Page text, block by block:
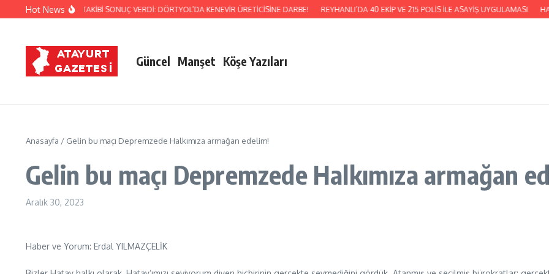
İçeriğe atlaHot News
JANDARMA’NIN TİTİZ TAKİBİ SONUÇ VERDİ: DÖRTYOL’DA KENEVİR ÜRETİCİSİNE DARBE! REYHANLI’DA 40 EKİP VE 215 POLİS İLE ASAYİŞ UYGULAMASI
Güncel Manşet Köşe Yazıları
Anasayfa / Gelin bu maçı Depremzede Halkımıza armağan edelim!
Gelin bu maçı Depremzede Halkımıza armağan
Aralık 30, 2023
Haber ve Yorum: Erdal YILMAZÇELİK